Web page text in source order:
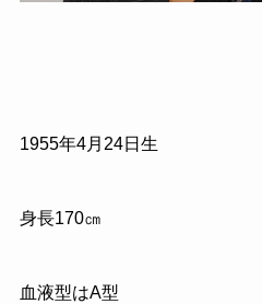
1955年4月 24日生
身長170㎝
血液型はA型